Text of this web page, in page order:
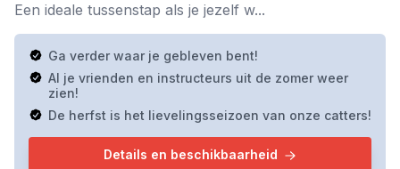
Een ideale tussenstap als je jezelf w...
Ga verder waar je gebleven bent!
Al je vrienden en instructeurs uit de zomer weer
zien!
De herfst is het lievelingsseizoen van onze catters!
Details en beschikbaarheid